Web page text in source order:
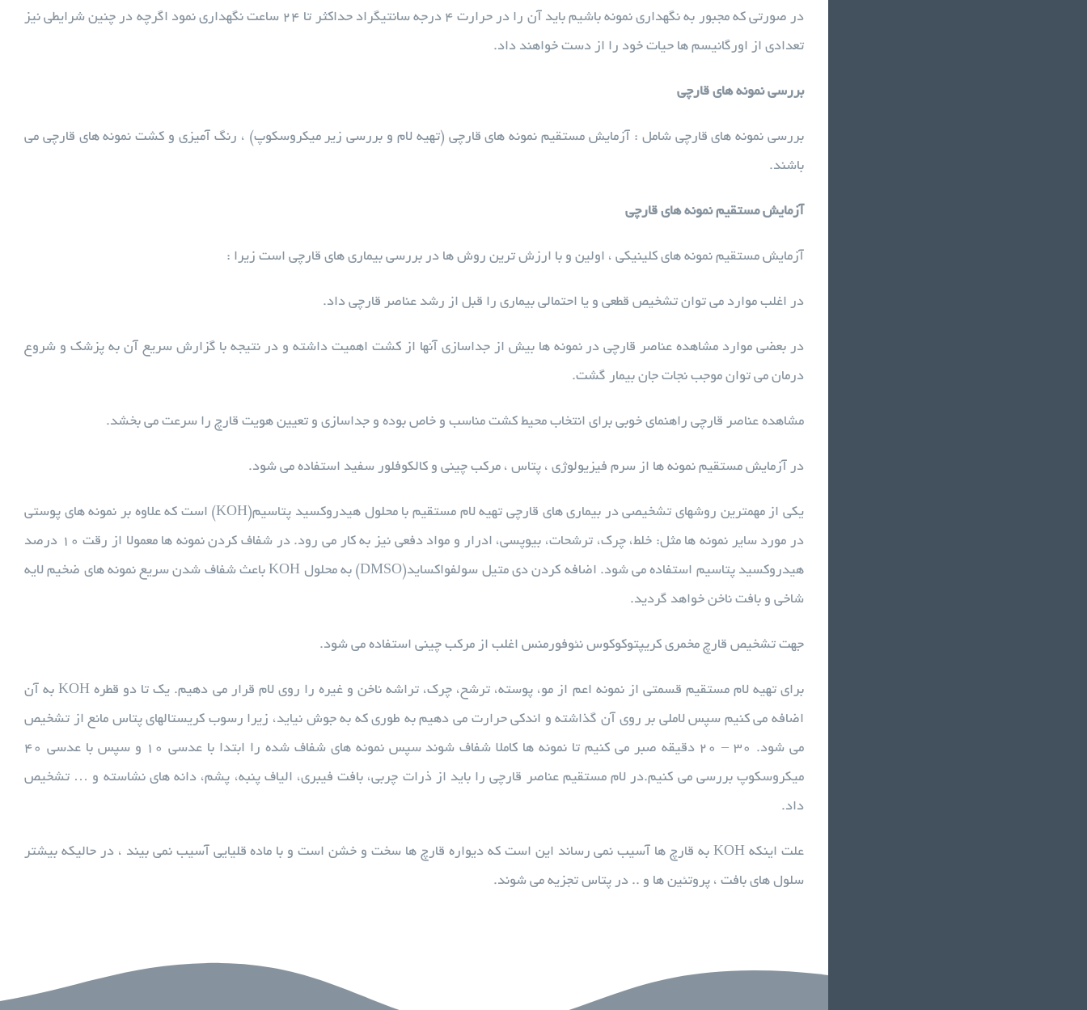
در صورتی که مجبور به نگهداری نمونه باشیم باید آن را در حرارت ۴ درجه سانتیگراد حداکثر تا ۲۴ ساعت نگهداری نمود اگرچه در چنین شرایطی نیز
تعدادی از اورگانیسم ها حیات خود را از دست خواهند داد.
بررسی نمونه های قارچی
بررسی نمونه های قارچی شامل : آزمایش مستقیم نمونه های قارچی (تهیه لام و بررسی زیر میکروسکوپ) ، رنگ آمیزی و کشت نمونه های قارچی می
باشند.
آزمایش مستقیم نمونه های قارچی
آزمایش مستقیم نمونه های کلینیکی ، اولین و با ارزش ترین روش ها در بررسی بیماری های قارچی است زیرا :
در اغلب موارد می توان تشخیص قطعی و یا احتمالی بیماری را قبل از رشد عناصر قارچی داد.
در بعضی موارد مشاهده عناصر قارچی در نمونه ها بیش از جداسازی آنها از کشت اهمیت داشته و در نتیجه با گزارش سریع آن به پزشک و شروع
درمان می توان موجب نجات جان بیمار گشت.
مشاهده عناصر قارچی راهنمای خوبی برای انتخاب محیط کشت مناسب و خاص بوده و جداسازی و تعیین هویت قارچ را سرعت می بخشد.
در آزمایش مستقیم نمونه ها از سرم فیزیولوژی ، پتاس ، مرکب چینی و کالکوفلور سفید استفاده می شود.
یکی از مهمترین روشهای تشخیصی در بیماری های قارچی تهیه لام مستقیم با محلول هیدروکسید پتاسیم(KOH) است که علاوه بر نمونه های پوستی
در مورد سایر نمونه ها مثل: خلط، چرک، ترشحات، بیوپسی، ادرار و مواد دفعی نیز به کار می رود. در شفاف کردن نمونه ها معمولا از رقت ۱۰ درصد
هیدروکسید پتاسیم استفاده می شود. اضافه کردن دی متیل سولفواکساید(DMSO) به محلول KOH باعث شفاف شدن سریع نمونه های ضخیم لایه
شاخی و بافت ناخن خواهد گردید.
جهت تشخیص قارچ مخمری کریپتوکوکوس نئوفورمنس اغلب از مرکب چینی استفاده می شود.
برای تهیه لام مستقیم قسمتی از نمونه اعم از مو، پوسته، ترشح، چرک، تراشه ناخن و غیره را روی لام قرار می دهیم. یک تا دو قطره KOH به آن
اضافه می کنیم سپس لاملی بر روی آن گذاشته و اندکی حرارت می دهیم به طوری که به جوش نیاید، زیرا رسوب کریستالهای پتاس مانع از تشخیص
می شود. ۳۰ – ۲۰ دقیقه صبر می کنیم تا نمونه ها کاملا شفاف شوند سپس نمونه های شفاف شده را ابتدا با عدسی ۱۰ و سپس با عدسی ۴۰
میکروسکوپ بررسی می کنیم.در لام مستقیم عناصر قارچی را باید از ذرات چربی، بافت فیبری، الیاف پنبه، پشم، دانه های نشاسته و … تشخیص
داد.
علت اینکه KOH به قارچ ها آسیب نمی رساند این است که دیواره قارچ ها سخت و خشن است و با ماده قلیایی آسیب نمی بیند ، در حالیکه بیشتر
سلول های بافت ، پروتئین ها و .. در پتاس تجزیه می شوند.